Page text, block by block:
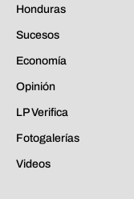
Honduras
Sucesos
Economía
Opinión
LP Verifica
Fotogalerías
Videos